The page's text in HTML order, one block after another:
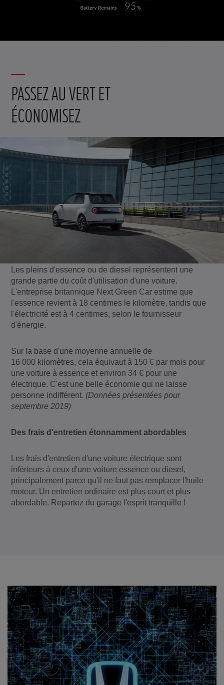
PASSEZ AU VERT ET
ÉCONOMISEZ
Les pleins d'essence ou de diesel représentent une
grande partie du coût d'utilisation d'une voiture.
L'entreprise britannique Next Green Car estime que
l'essence revient à 18 centimes le kilomètre, tandis que
l'électricité est à 4 centimes, selon le fournisseur
d'énergie.
Sur la base d'une moyenne annuelle de
16 000 kilomètres, cela équivaut à 150 € par mois pour
une voiture à essence et environ 34 € pour une
électrique. C'est une belle économie qui ne laisse
personne indifférent. (Données présentées pour
septembre 2019)
Des frais d'entretien étonnamment abordables
Les frais d'entretien d'une voiture électrique sont
inférieurs à ceux d'une voiture essence ou diesel,
principalement parce qu'il ne faut pas remplacer l'huile
moteur. Un entretien ordinaire est plus court et plus
abordable. Repartez du garage l'esprit tranquille !